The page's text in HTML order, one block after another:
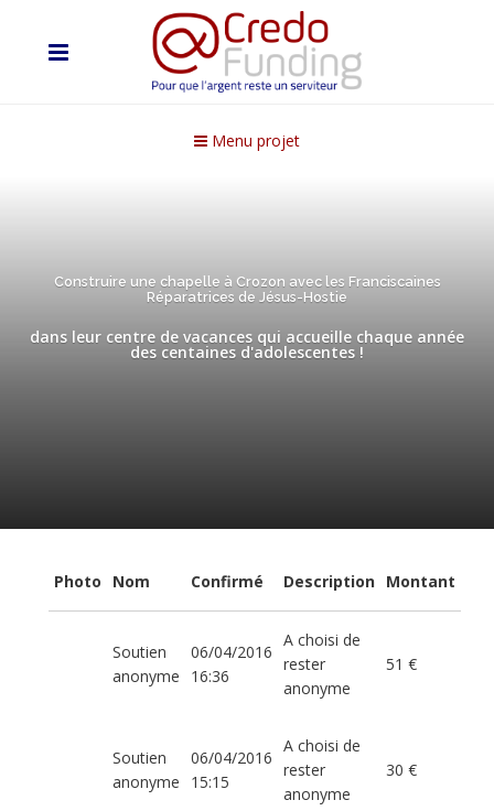
Menu projet
Construire une chapelle à Crozon avec les Franciscaines
Réparatrices de Jésus-Hostie
dans leur centre de vacances qui accueille chaque année
des centaines d'adolescentes !
Photo Nom Confirmé Description Montant
Soutien
anonyme
06/04/2016
16:36
A choisi de
rester
anonyme
51 €
Soutien
anonyme
06/04/2016
15:15
A choisi de
rester
anonyme
30 €